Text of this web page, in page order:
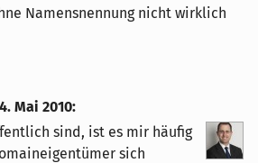
Namensnennung nicht wirklich
Mai 2010:
sind, ist es mir häufig
sich